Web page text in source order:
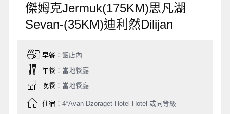
傑姆克Jermuk(175KM)思凡湖
Sevan-(35KM)迪利然Dilijan
早餐：飯店內
午餐：當地餐廳
晚餐：當地餐廳
住宿：4*Avan Dzoraget Hotel Hotel 或同等級